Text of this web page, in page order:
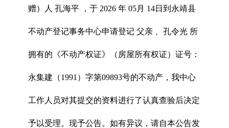
赠）人 孔海平 ，于 2026 年 05月 14日到永靖县
不动产登记事务中心申请登记 父亲 、孔令光 所
拥有的《不动产权证》（房屋所有权证）证号：
永集建（1991）字第09893号的不动产，我中心
工作人员对其提交的资料进行了认真查验后决定
予以受理。现予公告。如有异议，请自本公告发